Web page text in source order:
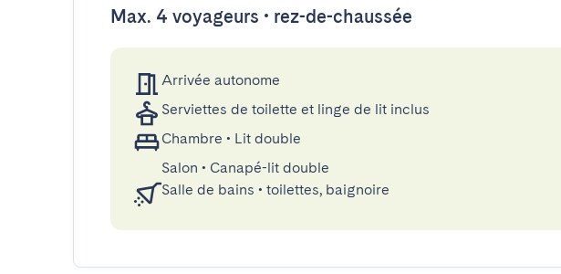
Max. 4 voyageurs • rez-de-chaussée
Arrivée autonome
Serviettes de toilette et linge de lit inclus
Chambre • Lit double
Salon • Canapé-lit double
Salle de bains • toilettes, baignoire